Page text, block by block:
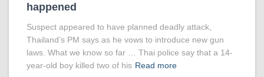
happened
Suspect appeared to have planned deadly attack,
Thailand’s PM says as he vows to introduce new gun
laws. What we know so far … Thai police say that a 14-
year-old boy killed two of his Read more